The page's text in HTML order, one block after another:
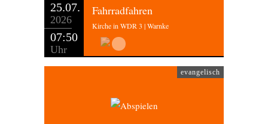
25.07.
2026
07:50
Uhr
Fahrradfahren
Kirche in WDR 3 | Warnke
evangelisch